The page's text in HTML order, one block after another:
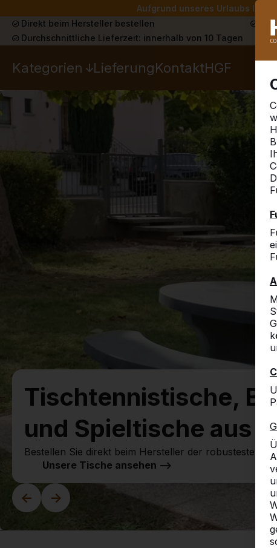
Aufgrund unseres Urlaubs
Direkt beim Hersteller bestellen
Durchschnittliche Lieferzeit: innerhalb von 10 Tagen
Kategorien LieferungKontaktHGF
<- ->
Tischtennistische,
und Spieltische aus
Bestellen Sie direkt beim Hersteller der robustesten
Unsere Tische ansehen -->